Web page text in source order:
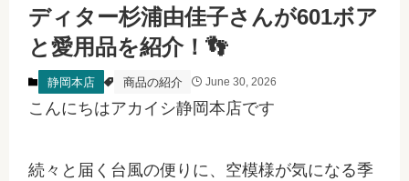
ディター杉浦由佳子さんが601ボア
と愛用品を紹介！👣
静岡本店 商品の紹介 June 30, 2026
こんにちはアカイシ静岡本店です
続々と届く台風の便りに、空模様が気になる季